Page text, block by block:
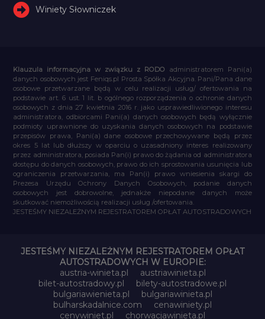
Winiety Słowniczek
Klauzula informacyjna w związku z RODO administratorem Pani(a)
danych osobowych jest Feniqs.pl Prosta Spółka Akcyjna. Pani/Pana dane
osobowe przetwarzane będą w celu realizacji usług/ ofertowania na
podstawie art. 6 ust. 1 lit. b ogólnego rozporządzenia o ochronie danych
osobowych z dnia 27 kwietnia 2016 r. jako usprawiedliwionego interesu
administratora, odbiorcami Pani(a) danych osobowych będą wyłącznie
podmioty uprawnione do uzyskania danych osobowych na podstawie
przepisów prawa, Pani(a) dane osobowe przechowywane będą przez
okres 5 lat lub dłuższy w oparciu o uzasadniony interes realizowany
przez administratora, posiada Pan(i) prawo do żądania od administratora
dostępu do danych osobowych, prawo do ich sprostowania usunięcia lub
ograniczenia przetwarzania, ma Pan(i) prawo wniesienia skargi do
Prezesa Urzędu Ochrony Danych Osobowych, podanie danych
osobowych jest dobrowolne, jednakże niepodanie danych może
skutkować niemożliwością realizacji usług /ofertowania.
JESTEŚMY NIEZALEŻNYM REJESTRATOREM OPŁAT AUTOSTRADOWYCH
JESTEŚMY NIEZALEŻNYM REJESTRATOREM OPŁAT
AUTOSTRADOWYCH W EUROPIE:
austria-winieta.pl
austriawinieta.pl
bilet-autostradowy.pl
bilety-autostradowe.pl
bulgariawienieta.pl
bulgariawinieta.pl
bulharskadalnice.com
cenawiniety.pl
cenywiniet.pl
chorwacjawinieta.pl